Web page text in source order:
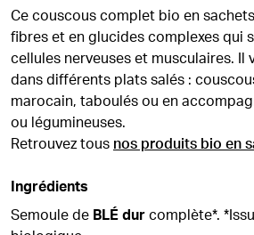
Ce couscous complet bio en
fibres et en glucides complexes qui
cellules nerveuses et musculaires. Il
dans différents plats salés :
marocain, taboulés ou en
ou légumineuses.
Retrouvez tous nos produits bio en
Ingrédients
Semoule de BLÉ dur complète*.